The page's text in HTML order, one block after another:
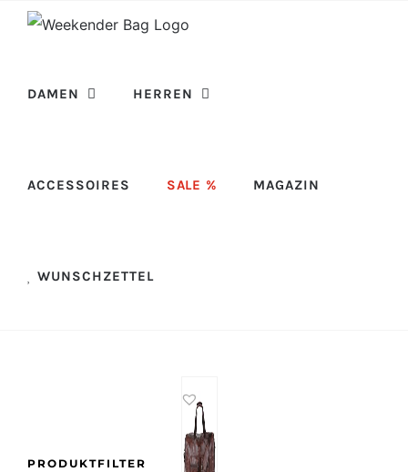
Skip
DAMEN HERREN
ACCESSOIRES SALE % MAGAZIN
WUNSCHZETTEL
PRODUKTFILTER